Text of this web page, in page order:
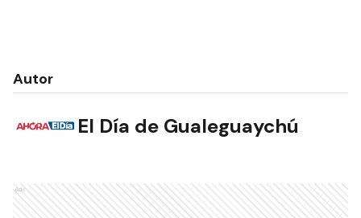
Autor
El Día de Gualeguaychú
Ads